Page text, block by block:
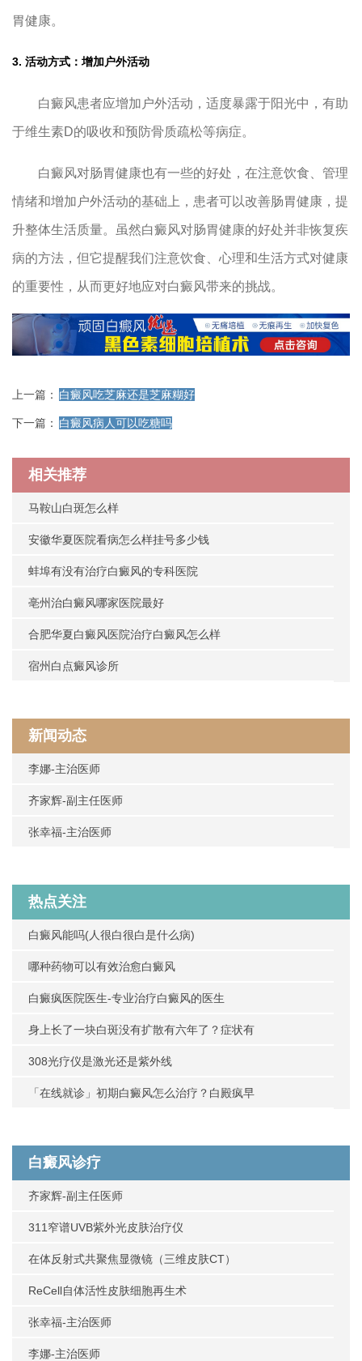
胃健康。
3. 活动方式：增加户外活动
白癜风患者应增加户外活动，适度暴露于阳光中，有助
于维生素D的吸收和预防骨质疏松等病症。
白癜风对肠胃健康也有一些的好处，在注意饮食、管理
情绪和增加户外活动的基础上，患者可以改善肠胃健康，提
升整体生活质量。虽然白癜风对肠胃健康的好处并非恢复疾
病的方法，但它提醒我们注意饮食、心理和生活方式对健康
的重要性，从而更好地应对白癜风带来的挑战。
上一篇： 白癜风吃芝麻还是芝麻糊好
下一篇： 白癜风病人可以吃糖吗
相关推荐
马鞍山白斑怎么样
安徽华夏医院看病怎么样挂号多少钱
蚌埠有没有治疗白癜风的专科医院
亳州治白癜风哪家医院最好
合肥华夏白癜风医院治疗白癜风怎么样
宿州白点癜风诊所
新闻动态
李娜-主治医师
齐家辉-副主任医师
张幸福-主治医师
热点关注
白癜风能吗(人很白很白是什么病)
哪种药物可以有效治愈白癜风
白癜疯医院医生-专业治疗白癜风的医生
身上长了一块白斑没有扩散有六年了？症状有
308光疗仪是激光还是紫外线
「在线就诊」初期白癜风怎么治疗？白殿疯早
白癜风诊疗
齐家辉-副主任医师
311窄谱UVB紫外光皮肤治疗仪
在体反射式共聚焦显微镜（三维皮肤CT）
ReCell自体活性皮肤细胞再生术
张幸福-主治医师
李娜-主治医师